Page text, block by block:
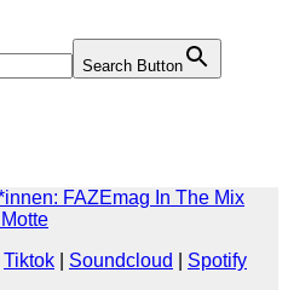
Search Button
FAZEmag In The Mix
Tiktok Soundcloud
Spotify